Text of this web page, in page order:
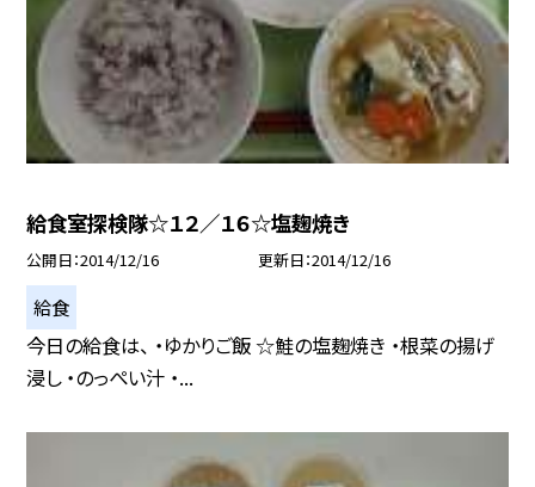
給食室探検隊☆１２／１６☆塩麹焼き
公開日 2014/12/16 更新日 2014/12/16
給食
今日の給食は、 ・ゆかりご飯 ☆鮭の塩麹焼き ・根菜の揚げ
浸し ・のっぺい汁 ・...